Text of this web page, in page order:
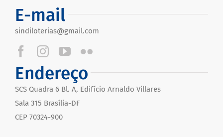
E-mail
sindiloterias@gmail.com
Endereço
SCS Quadra 6 Bl. A, Edifício Arnaldo Villares
Sala 315 Brasília-DF
CEP 70324-900